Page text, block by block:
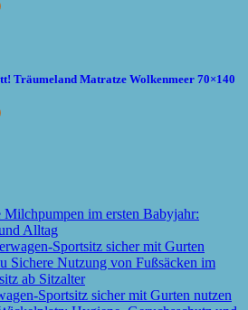
Träumeland Matratze Wolkenmeer 70×140
Milchpumpen im ersten Babyjahr:
Alltag
Sportsitz sicher mit Gurten nutzen